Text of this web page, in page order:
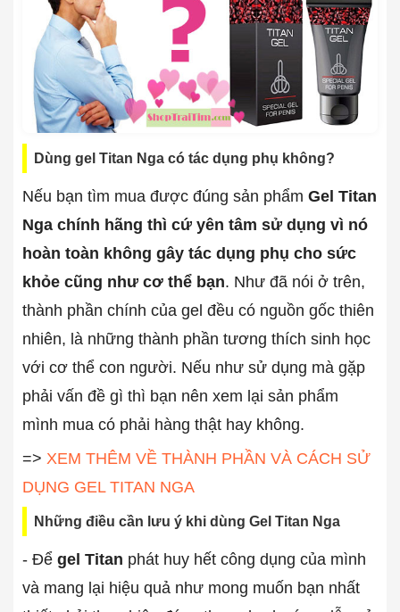
Dùng gel Titan Nga có tác dụng phụ không?
Nếu bạn tìm mua được đúng sản phẩm Gel Titan
Nga chính hãng thì cứ yên tâm sử dụng vì nó
hoàn toàn không gây tác dụng phụ cho sức
khỏe cũng như cơ thể bạn. Như đã nói ở trên,
thành phần chính của gel đều có nguồn gốc thiên
nhiên, là những thành phần tương thích sinh học
với cơ thể con người. Nếu như sử dụng mà gặp
phải vấn đề gì thì bạn nên xem lại sản phẩm
mình mua có phải hàng thật hay không.
=> XEM THÊM VỀ THÀNH PHẦN VÀ CÁCH SỬ
DỤNG GEL TITAN NGA
Những điều cần lưu ý khi dùng Gel Titan Nga
- Để gel Titan phát huy hết công dụng của mình
và mang lại hiệu quả như mong muốn bạn nhất